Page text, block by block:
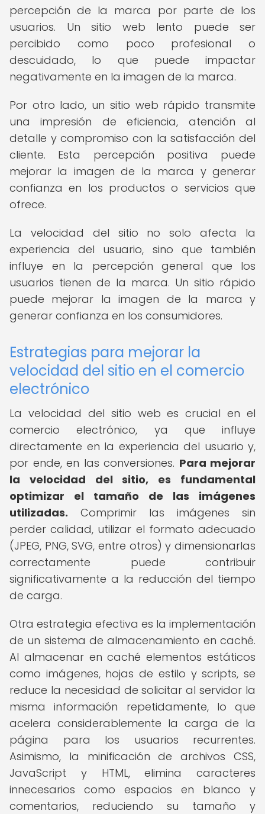
percepción de la marca por parte de los
usuarios. Un sitio web lento puede ser
percibido como poco profesional o
descuidado, lo que puede impactar
negativamente en la imagen de la marca.
Por otro lado, un sitio web rápido transmite
una impresión de eficiencia, atención al
detalle y compromiso con la satisfacción del
cliente. Esta percepción positiva puede
mejorar la imagen de la marca y generar
confianza en los productos o servicios que
ofrece.
La velocidad del sitio no solo afecta la
experiencia del usuario, sino que también
influye en la percepción general que los
usuarios tienen de la marca. Un sitio rápido
puede mejorar la imagen de la marca y
generar confianza en los consumidores.
Estrategias para mejorar la
velocidad del sitio en el comercio
electrónico
La velocidad del sitio web es crucial en el
comercio electrónico, ya que influye
directamente en la experiencia del usuario y,
por ende, en las conversiones. Para mejorar
la velocidad del sitio, es fundamental
optimizar el tamaño de las imágenes
utilizadas. Comprimir las imágenes sin
perder calidad, utilizar el formato adecuado
(JPEG, PNG, SVG, entre otros) y dimensionarlas
correctamente puede contribuir
significativamente a la reducción del tiempo
de carga.
Otra estrategia efectiva es la implementación
de un sistema de almacenamiento en caché.
Al almacenar en caché elementos estáticos
como imágenes, hojas de estilo y scripts, se
reduce la necesidad de solicitar al servidor la
misma información repetidamente, lo que
acelera considerablemente la carga de la
página para los usuarios recurrentes.
Asimismo, la minificación de archivos CSS,
JavaScript y HTML, elimina caracteres
innecesarios como espacios en blanco y
comentarios, reduciendo su tamaño y